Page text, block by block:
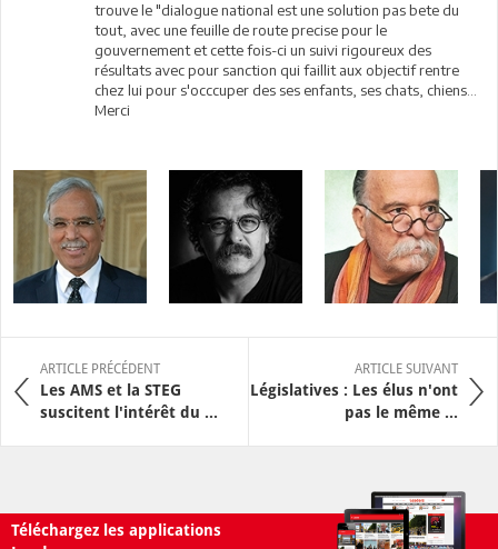
trouve le "dialogue national est une solution pas bete du
tout, avec une feuille de route precise pour le
gouvernement et cette fois-ci un suivi rigoureux des
résultats avec pour sanction qui faillit aux objectif rentre
chez lui pour s'occcuper des ses enfants, ses chats, chiens...
Merci
ARTICLE PRÉCÉDENT
Les AMS et la STEG
suscitent l'intérêt du ...
ARTICLE SUIVANT
Législatives : Les élus n'ont
pas le même ...
Téléchargez les applications